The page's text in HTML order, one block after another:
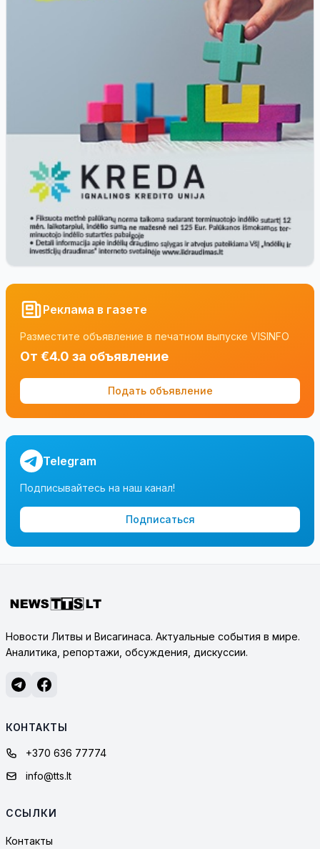
Реклама в газете
Разместите объявление в печатном выпуске VISINFO
От €4.0 за объявление
Подать объявление
Telegram
Подписывайтесь на наш канал!
Подписаться
Новости Литвы и Висагинаса. Актуальные события в мире.
Аналитика, репортажи, обсуждения, дискуссии.
КОНТАКТЫ
+370 636 77774
info@tts.lt
ССЫЛКИ
Контакты